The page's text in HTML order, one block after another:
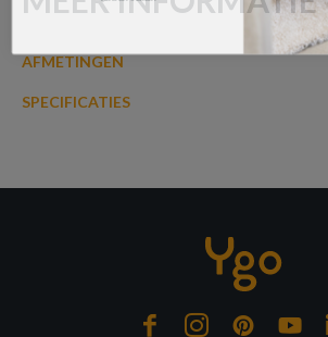
AFMETINGEN
SPECIFICATIES
Prijs per stuk, incl. btw en excl. verzendkosten